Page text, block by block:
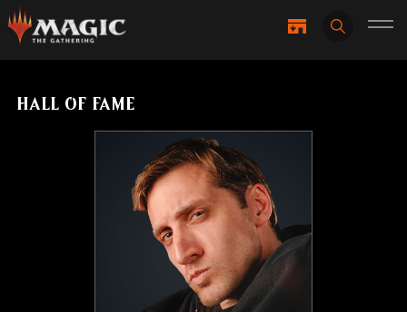
HALL OF FAME